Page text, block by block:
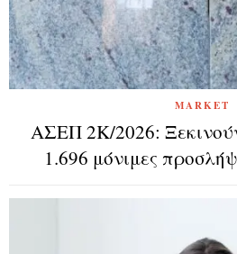
MARKET
ΑΣΕΠ 2Κ/2026: Ξεκινούν
1.696 μόνιμες